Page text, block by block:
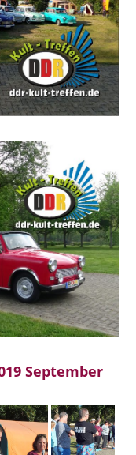
September